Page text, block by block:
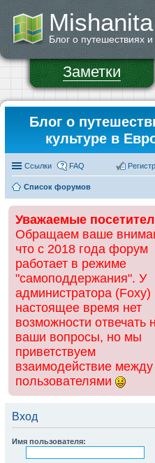
Блог о путешествиях
Заметки
Блог о
культуре в
Ссылки FAQ
Список форумов
Уважаемые
Обращаем ваше
что с 2018 года форум
работает в режиме
"самоподдержания". У
администратора (Foxy)
настоящее время нет
возможности отвечать
ваши вопросы, но мы
приветствуем
взаимодействие между
пользователями
Вход
Имя пользователя: